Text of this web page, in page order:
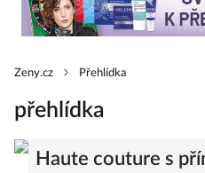
Zeny.cz Přehlídka
přehlídka
Haute couture s